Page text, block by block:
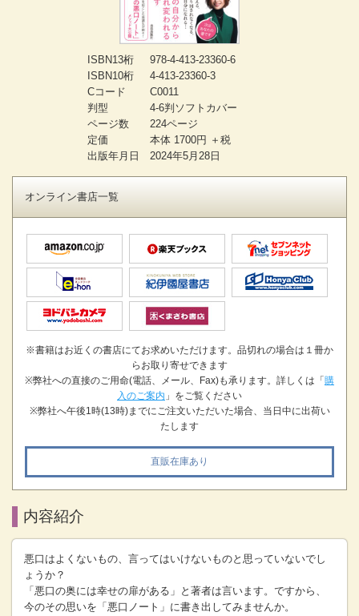
ISBN13桁
978-4-413-23360-6
ISBN10桁
4-413-23360-3
Cコード
C0011
判型
4-6判ソフトカバー
ページ数
224ページ
定価
本体 1700円 ＋税
出版年月日
2024年5月28日
オンライン書店一覧
※書籍はお近くの書店にてお求めいただけます。品切れの場合は１冊か
らお取り寄せできます
※弊社への直接のご用命(電話、メール、Fax)も承ります。詳しくは「 購
入のご案内 」をご覧ください
※弊社へ午後1時(13時)までにご注文いただいた場合、当日中に出荷い
たします
直販在庫あり
内容紹介
悪口はよくないもの、言ってはいけないものと思っていないでし
ょうか？
「悪口の奥には幸せの扉がある」と著者は言います。ですから、
今のその思いを「悪口ノート」に書き出してみませんか。